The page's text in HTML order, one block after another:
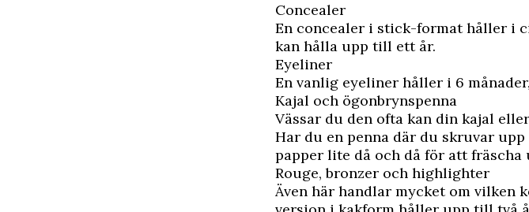
Concealer
En concealer i stick-format håller i
kan hålla upp till ett år.
Eyeliner
En vanlig eyeliner håller i 6
Kajal och ögonbrynspenna
Vässar du den ofta kan din kajal
Har du en penna där du skruvar
papper lite då och då för att fräscha
Rouge, bronzer och highlighter
Även här handlar mycket om vilken